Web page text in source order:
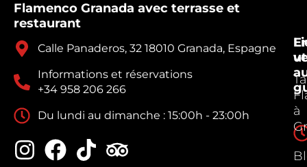
Flamenco Granada avec terrasse et
restaurant
Calle Panaderos, 32 18010 Granada, Espagne
Informations et réservations
+34 958 206 266
Du lundi au dimanche : 15:00h - 23:00h
à